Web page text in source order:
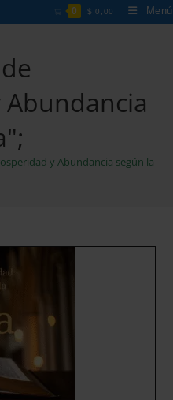
0 $ 0,00 Menú
y Abundancia según la